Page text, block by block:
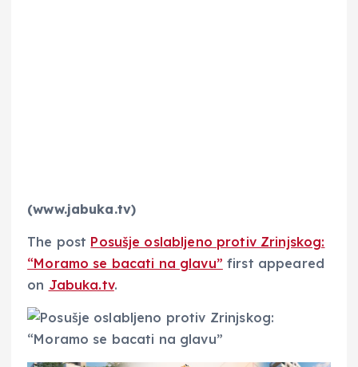
(www.jabuka.tv)
The post Posušje oslabljeno protiv Zrinjskog:
“Moramo se bacati na glavu” first appeared
on Jabuka.tv.